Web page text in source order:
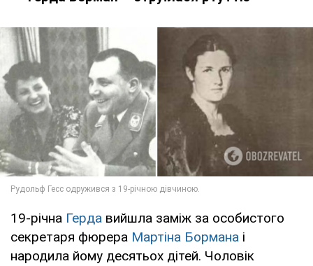
19-річна Герда вийшла заміж за особистого
секретаря фюрера Мартіна Бормана і
народила йому десятьох дітей. Чоловік